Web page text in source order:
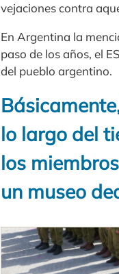
vejaciones contra
En Argentina la
paso de los años, el
del pueblo argentino.
lo largo del
los
un museo